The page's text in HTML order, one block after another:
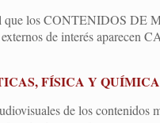
que los CONTENIDOS
de interés aparecen
FÍSICA Y QUÍMICA
de los contenidos